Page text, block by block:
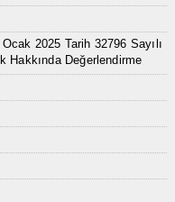
2025 Tarih 32796 Sayılı
Hakkında Değerlendirme